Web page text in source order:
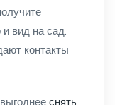
вид на сад.
контакты
снять